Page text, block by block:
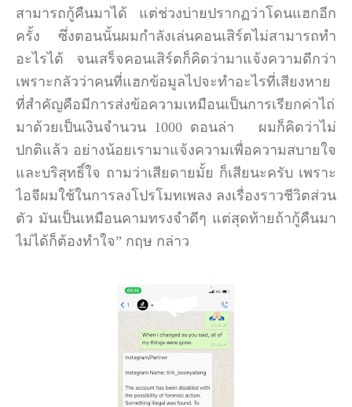
สามารถกู้คืนมาได้
แต่ช่วงบ่ายปรากฏว่าโดนแฮกอีก
ครั้ง
ซึ่งตอนนั้นผมกำลังเล่นคอนเสิร์ตไม่สามารถทำ
อะไรได้
จนเสร็จคอนเสิร์ตก็คิดว่ามาแจ้งความดีกว่า
เพราะกลัวว่าคนที่แฮกข้อมูลไปจะทำอะไรที่เสียงหาย
ที่สำคัญคือมีการส่งข้อความเหมือนเป็นการเรียกค่าไถ่
มาด้วยเป็นเงินจำนวน 1000 ดอนล่า
ผมก็คิดว่าไม่
ปกติแล้ว อย่างน้อยเรามาแจ้งความเพื่อความสบายใจ
และบริสุทธิ์ใจ ถามว่าเสียดายมั้ย ก็เสียนะครับ เพราะ
ไอจีผมใช้ในการลงโปรโมทเพลง ลงเรื่องราวชีวิตส่วน
ตัว มันเป็นเหมือนคามทรงจำดีๆ แต่สุดท้ายถ้ากู้คืนมา
ไม่ได้ก็ต้องทำใจ” กฤษ กล่าว